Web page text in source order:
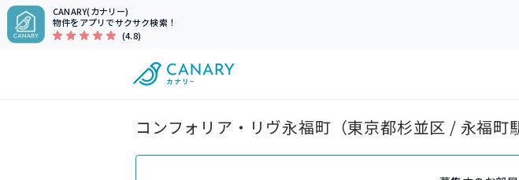
CANARY(カナリー)
物件をアプリでサクサク検索！
(4.8)
コンフォリア・リヴ永福町（東京都杉並区 / 永福町